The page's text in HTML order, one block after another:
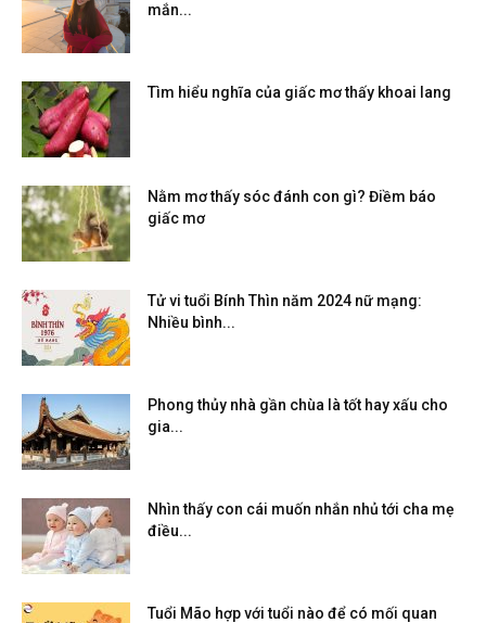
mắn...
Tìm hiểu nghĩa của giấc mơ thấy khoai lang
Nằm mơ thấy sóc đánh con gì? Điềm báo
giấc mơ
Tử vi tuổi Bính Thìn năm 2024 nữ mạng:
Nhiều bình...
Phong thủy nhà gần chùa là tốt hay xấu cho
gia...
Nhìn thấy con cái muốn nhắn nhủ tới cha mẹ
điều...
Tuổi Mão hợp với tuổi nào để có mối quan